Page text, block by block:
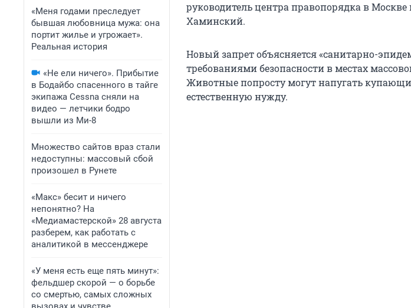
«Меня годами преследует
бывшая любовница мужа: она
портит жилье и угрожает».
Реальная история
«Не ели ничего». Прибытие
в Бодайбо спасенного в тайге
экипажа Cessna сняли на
видео — летчики бодро
вышли из Ми-8
Множество сайтов враз стали
недоступны: массовый сбой
произошел в Рунете
«Макс» бесит и ничего
непонятно? На
«Медиамастерской» 28 августа
разберем, как работать с
аналитикой в мессенджере
«У меня есть еще пять минут»:
фельдшер скорой — о борьбе
со смертью, самых сложных
руководитель центра правопорядка в
Хаминский.
Новый запрет объясняется «санитарно-
требованиями безопасности в местах
Животные попросту могут напугать
естественную нужду.